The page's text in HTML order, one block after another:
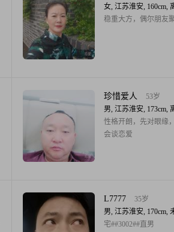
女, 江苏淮安, 160cm,
稳重大方，偶尔朋友
珍惜爱人
53岁
男, 江苏淮安, 173cm,
性格开朗，先对眼缘
会谈恋爱
L7777
35岁
男, 江苏淮安, 170cm,
宅##3002##直男